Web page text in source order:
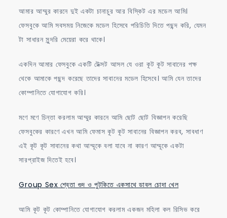
বীর্যে
ভোদা
গেল
আমার আম্মুর কারনে দুই একটা চানাচুর আর বিস্কিট এর মডেল আমি।
ফেসবুকে আমি সবসময় নিজেকে মডেল হিসেবে পরিচিতি দিতে পছন্দ করি, যেমন
টা সাধারন সুন্দরি মেয়েরা করে থাকে।
একদিন আমার ফেসবুকে একটি টেক্সট আসল যে ওরা কূট কূট সাবানের পক্ষ
থেকে আমাকে পছন্দ করেছে তাদের সাবানের মডেল হিসেবে। আমি যেন তাদের
কোম্পানিতে যোগাযোগ করি।
মণে মণে চিন্তা করলাম আম্মুর কারনে আমি ছোট ছোট বিজ্ঞাপন করেছি
ফেসবুকের কারণে এখন আমি ফেমাস কূট কূট সাবানের বিজ্ঞাপন করব, সাবধাণ
এই কূট কূট সাবানের কথা আম্মূকে বলা যাবে না কারণ আম্মূকে একটা
সারপ্রাইজ দিতেই হবে।
Group Sex শ্বেতা গুদ ও পুটকিতে একসাথে ডাবল চোদা খেল
আমি কূট কূট কোম্পানিতে যোগাযোগ করলাম একজন মহিলা কল রিসিভ করে